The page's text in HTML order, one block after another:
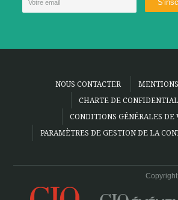
NOUS CONTACTER
CHARTE DE
CONDITIONS GÉNÉRALES DE
PARAMÈTRES DE GESTION DE LA